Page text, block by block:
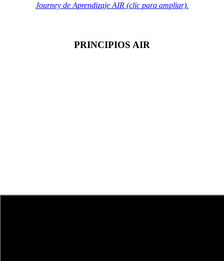
Journey de Aprendizaje AIR (clic para ampliar).
PRINCIPIOS AIR